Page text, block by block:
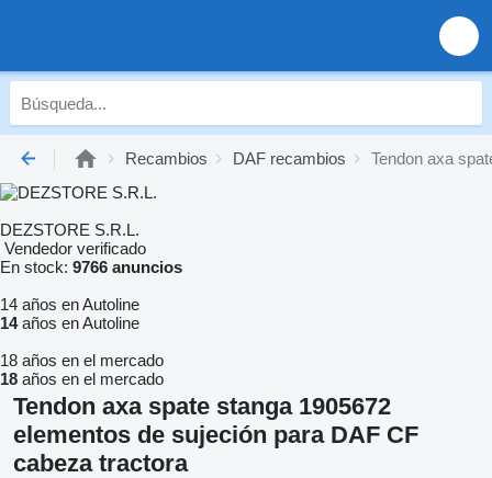
Recambios DAF recambios Tendon axa
DEZSTORE S.R.L.
Vendedor verificado
En stock: 9766 anuncios
14 años en Autoline
14años en Autoline
18 años en el mercado
18 años en el mercado
Tendon axa spate stanga 1905672
elementos de sujeción para DAF CF
cabeza tractora